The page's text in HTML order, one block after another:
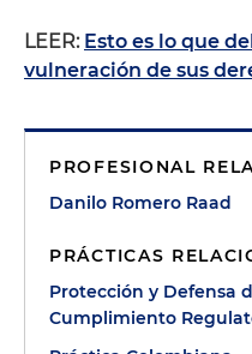
LEER: Esto es lo que
vulneración de sus
PROFESIONAL
Danilo Romero Raad
PRÁCTICAS
Protección y Defensa
Cumplimiento